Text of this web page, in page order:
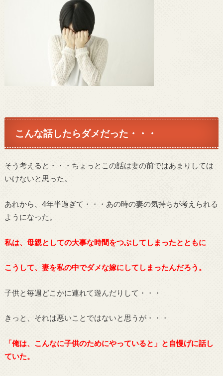
こんな話したらダメだった・・・
そう考えると・・・ちょっとこの話は妻の前ではあまりしては
いけないと思った。
あれから、4年半過ぎて・・・あの時の妻の気持ちが考えられる
ようになった。
私は、母親としての大事な時間をつぶしてしまったとともに
こうして、妻を私の中でダメな嫁にしてしまったんだろう。
子供と毎週どこかに連れて遊んだりして・・・
きっと、それは悪いことではないと思うが・・・
「俺は、こんなに子供のためにやっていると」と自慢げに話し
ていた。